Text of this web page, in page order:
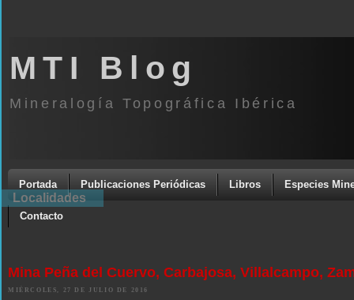
MTI Blog
Mineralogía Topográfica Ibérica
Portada Publicaciones Periódicas Libros Especies
Contacto
Mina Peña del Cuervo, Carbajosa, Villalcampo,
MIÉRCOLES, 27 DE JULIO DE 2016
Localidades